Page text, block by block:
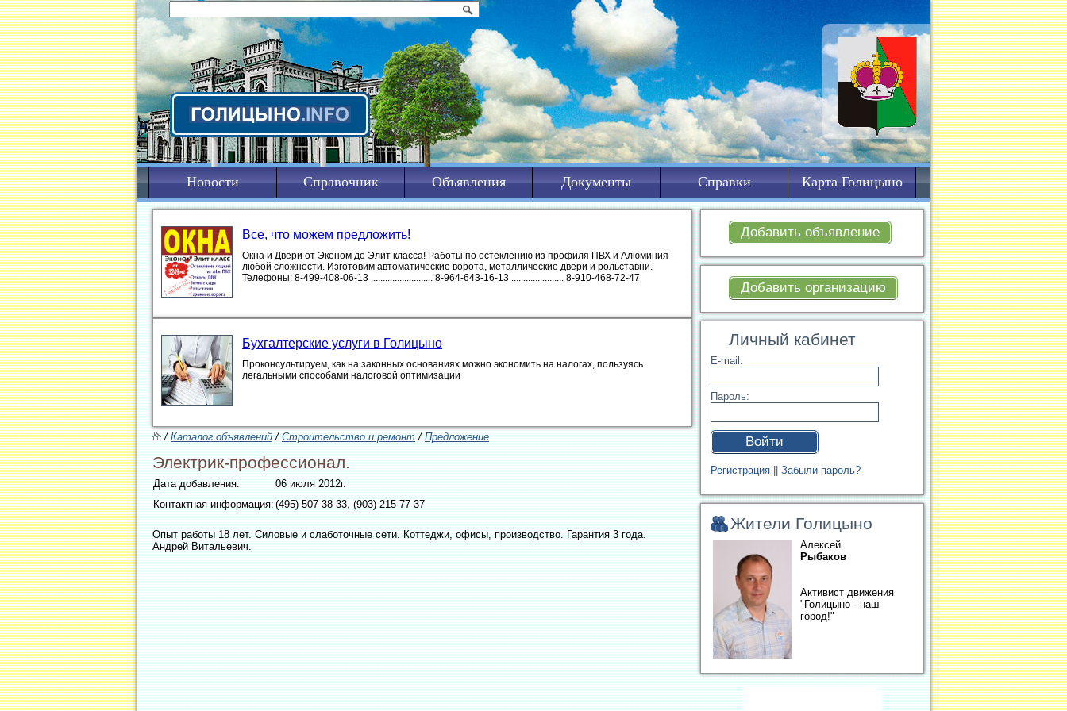
Новости Справочник Объявления Документы Справки Карта Голицыно
Добавить объявление
Добавить организацию
Личный кабинет
E-mail:
Пароль:
Войти
Регистрация Забыли пароль?
Жители Голицыно
Алексей
Рыбаков
Активист движения
"Голицыно - наш
город!"
Все, что можем предложить!
Окна и Двери от Эконом до Элит класса! Работы по остеклению из профиля ПВХ и Алюминия
любой сложности. Изготовим автоматические ворота, металлические двери и рольставни.
Телефоны: 8-499-408-06-13 .......................... 8-964-643-16-13 ...................... 8-910-468-72-47
Бухгалтерские услуги в Голицыно
Проконсультируем, как на законных основаниях можно экономить на налогах, пользуясь
легальными способами налоговой оптимизации
/Каталог объявлений/Строительство и ремонт/Предложение
Электрик-профессионал.
Дата добавления:
06 июля 2012г.
Контактная информация:(495) 507-38-33, (903) 215-77-37
Опыт работы 18 лет. Силовые и слаботочные сети. Коттеджи, офисы, производство. Гарантия 3 года.
Андрей Витальевич.